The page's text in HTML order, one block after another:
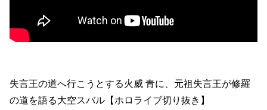
失言王の道へ行こうとする火威 青に、元祖失言王が修羅
の道を語る大空スバル【ホロライブ切り抜き】